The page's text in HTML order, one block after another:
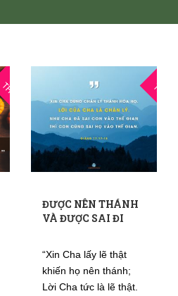
THG11 THG4
ĐƯỢC NÊN THÁNH
VÀ ĐƯỢC SAI ĐI
“Xin Cha lấy lẽ thật
khiến họ nên thánh;
Lời Cha tức là lẽ thật.